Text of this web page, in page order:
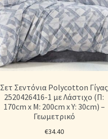
Σετ Σεντόνια Polycotton Γίγας
2520426416-1 με Λάστιχο (Π:
170cm x Μ: 200cm x Υ: 30cm) –
Γεωμετρικό
€34.40